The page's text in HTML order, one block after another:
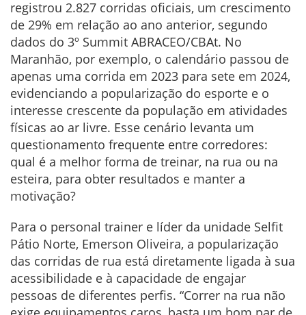
registrou 2.827 corridas oficiais, um crescimento
de 29% em relação ao ano anterior, segundo
dados do 3º Summit ABRACEO/CBAt. No
Maranhão, por exemplo, o calendário passou de
apenas uma corrida em 2023 para sete em 2024,
evidenciando a popularização do esporte e o
interesse crescente da população em atividades
físicas ao ar livre. Esse cenário levanta um
questionamento frequente entre corredores:
qual é a melhor forma de treinar, na rua ou na
esteira, para obter resultados e manter a
motivação?
Para o personal trainer e líder da unidade Selfit
Pátio Norte, Emerson Oliveira, a popularização
das corridas de rua está diretamente ligada à sua
acessibilidade e à capacidade de engajar
pessoas de diferentes perfis. “Correr na rua não